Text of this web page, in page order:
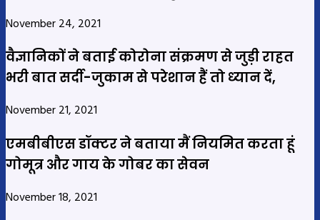
November 24, 2021
वैज्ञानिकों ने बताई कोरोना संक्रमण से जुड़ी राहत
भरी बात सर्दी-जुकाम से परेशान हैं तो ध्‍यान दें,
November 21, 2021
एमबीबीएस डॉक्टर ने बताया मैं नियमित करता हूं
गोमूत्र और गाय के गोबर का सेवन
November 18, 2021